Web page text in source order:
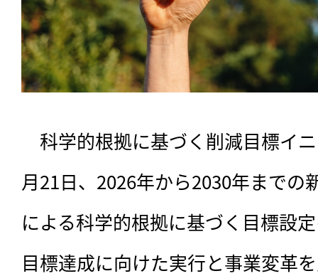
科学的根拠に基づく削減目標イ
月21日、2026年から2030年までの
による科学的根拠に基づく目標設
目標達成に向けた実行と事業変革